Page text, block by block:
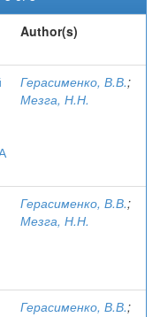
Author(s)
Герасименко, В.В.;
Мезга, Н.Н.
Герасименко, В.В.;
Мезга, Н.Н.
Герасименко, В.В.;